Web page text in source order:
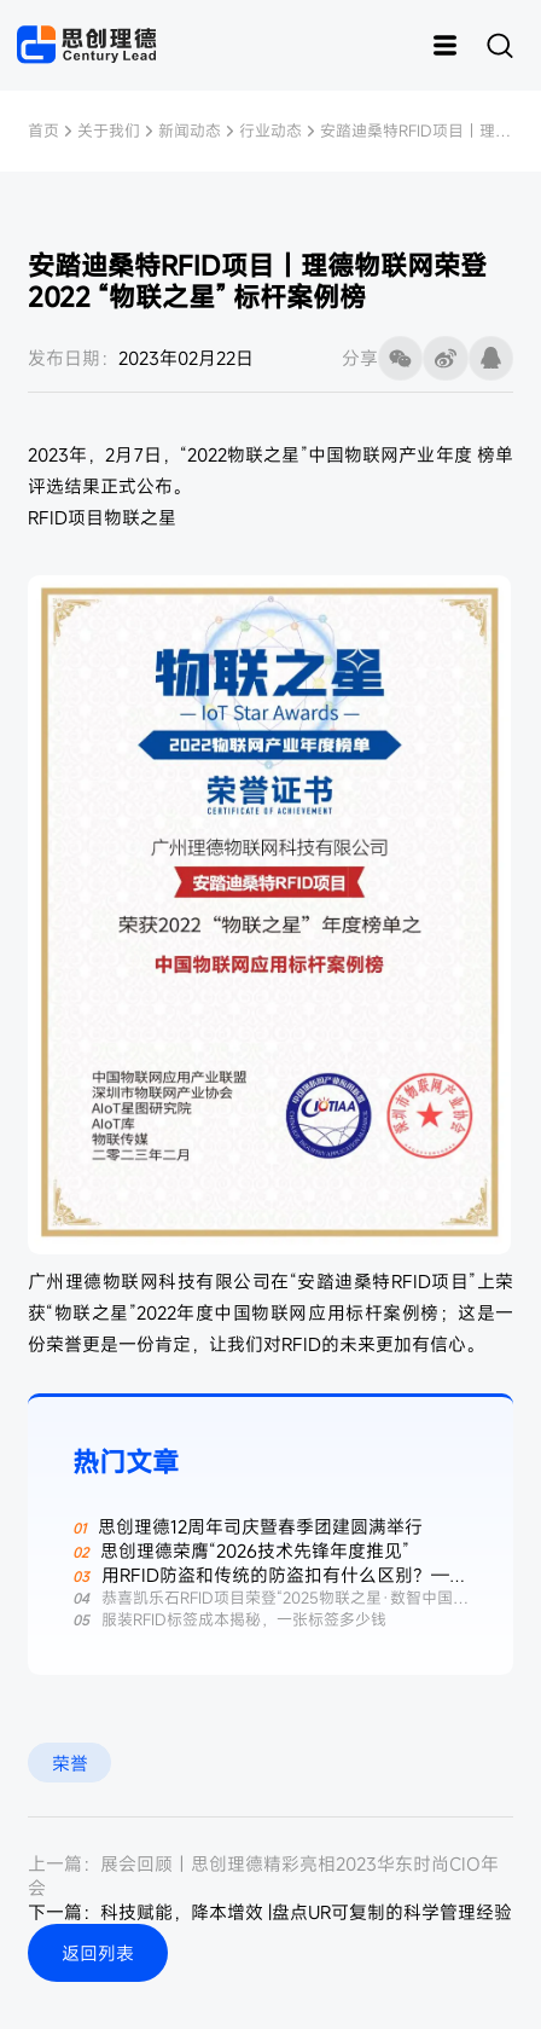
运动 女装 男装 快时尚
思创RFID 灵创RFID
样衣管理
首页 关于我们 新闻动态 行业动态
安踏迪桑特RFID项目｜理德
安踏迪桑特RFID项目｜理德物联网荣登
2022 “物联之星” 标杆案例榜
发布日期： 2023年02月22日 分享
2023年，2月7日，“2022物联之星”中国物联网产业年度 榜单
评选结果正式公布。
RFID项目物联之星
广州理德物联网科技有限公司在“安踏迪桑特RFID项目”上荣
获“物联之星”2022年度中国物联网应用标杆案例榜；这是一
份荣誉更是一份肯定，让我们对RFID的未来更加有信心。
热门文章
思创理德12周年司庆暨春季团建圆满举行
思创理德荣膺“2026技术先锋年度推见”
用RFID防盗和传统的防盗扣有什么区别？——
服装行业智能防盗新选择
恭喜凯乐石RFID项目荣登“2025物联之星·数智中国标
杆案例榜”
服装RFID标签成本揭秘，一张标签多少钱
荣誉
上一篇： 展会回顾｜思创理德精彩亮相2023华东时尚CIO年
会
下一篇： 科技赋能，降本增效 |盘点UR可复制的科学管理经验
返回列表